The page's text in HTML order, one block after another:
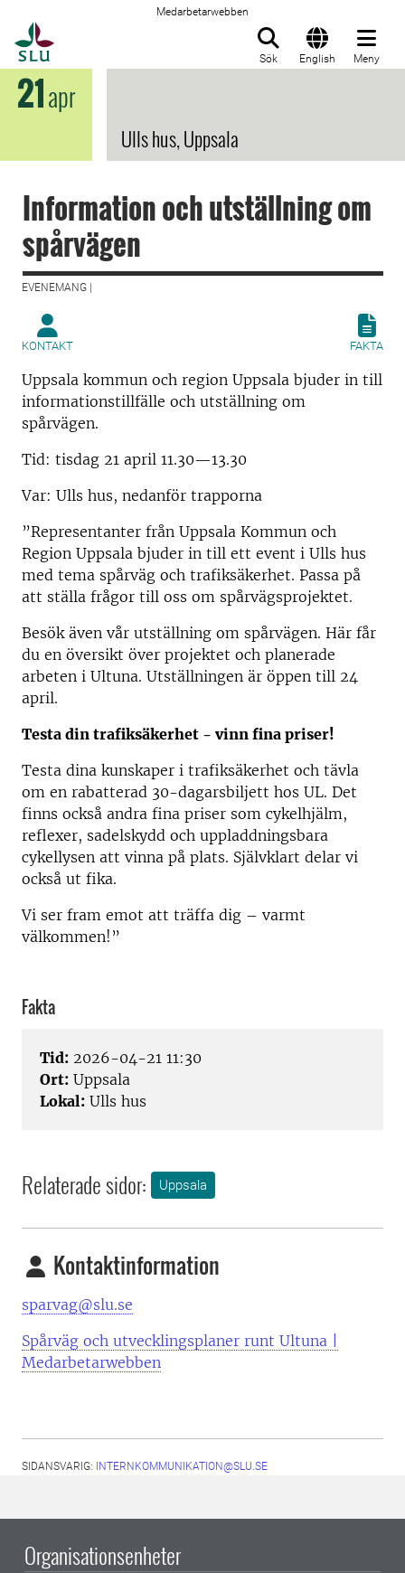
Medarbetarwebben
Sök English Meny
21apr
Ulls hus, Uppsala
Information och utställning om
spårvägen
EVENEMANG |
KONTAKT FAKTA
Uppsala kommun och region Uppsala bjuder in till
informationstillfälle och utställning om
spårvägen.
Tid: tisdag 21 april 11.30—13.30
Var: Ulls hus, nedanför trapporna
”Representanter från Uppsala Kommun och
Region Uppsala bjuder in till ett event i Ulls hus
med tema spårväg och trafiksäkerhet. Passa på
att ställa frågor till oss om spårvägsprojektet.
Besök även vår utställning om spårvägen. Här får
du en översikt över projektet och planerade
arbeten i Ultuna. Utställningen är öppen till 24
april.
Testa din trafiksäkerhet - vinn fina priser!
Testa dina kunskaper i trafiksäkerhet och tävla
om en rabatterad 30-dagarsbiljett hos UL. Det
finns också andra fina priser som cykelhjälm,
reflexer, sadelskydd och uppladdningsbara
cykellysen att vinna på plats. Självklart delar vi
också ut fika.
Vi ser fram emot att träffa dig – varmt
välkommen!”
Fakta
Tid: 2026-04-21 11:30
Ort: Uppsala
Lokal: Ulls hus
Relaterade sidor: Uppsala
Kontaktinformation
sparvag@slu.se
Spårväg och utvecklingsplaner runt Ultuna |
Medarbetarwebben
SIDANSVARIG: INTERNKOMMUNIKATION@SLU.SE
Organisationsenheter